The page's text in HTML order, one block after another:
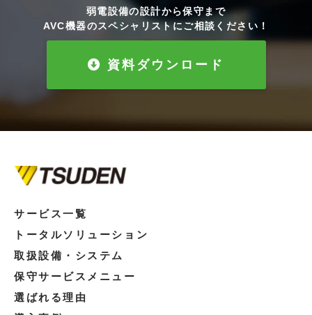
弱電設備の設計から保守まで
AVC機器のスペシャリストにご相談ください！
資料ダウンロード
サービス一覧
トータルソリューション
取扱設備・システム
保守サービスメニュー
選ばれる理由